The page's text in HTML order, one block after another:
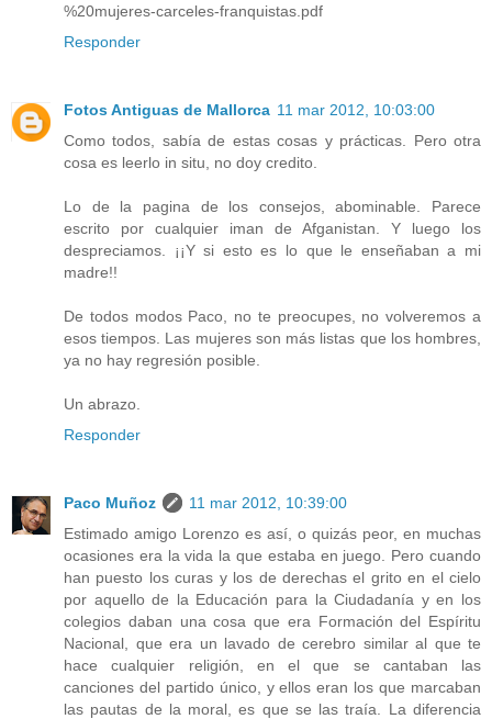
%20mujeres-carceles-franquistas.pdf
Responder
Fotos Antiguas de Mallorca 11 mar 2012, 10:03:00
Como todos, sabía de estas cosas y prácticas. Pero otra
cosa es leerlo in situ, no doy credito.
Lo de la pagina de los consejos, abominable. Parece
escrito por cualquier iman de Afganistan. Y luego los
despreciamos. ¡¡Y si esto es lo que le enseñaban a mi
madre!!
De todos modos Paco, no te preocupes, no volveremos a
esos tiempos. Las mujeres son más listas que los hombres,
ya no hay regresión posible.
Un abrazo.
Responder
Paco Muñoz
11 mar 2012, 10:39:00
Estimado amigo Lorenzo es así, o quizás peor, en muchas
ocasiones era la vida la que estaba en juego. Pero cuando
han puesto los curas y los de derechas el grito en el cielo
por aquello de la Educación para la Ciudadanía y en los
colegios daban una cosa que era Formación del Espíritu
Nacional, que era un lavado de cerebro similar al que te
hace cualquier religión, en el que se cantaban las
canciones del partido único, y ellos eran los que marcaban
las pautas de la moral, es que se las traía. La diferencia